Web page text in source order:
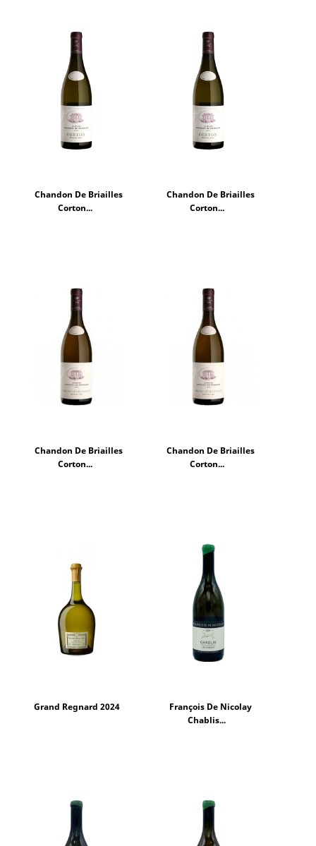
Chandon De Briailles
Corton...
Chandon De Briailles
Corton...
Chandon De Briailles
Corton...
Chandon De Briailles
Corton...
Grand Regnard 2024
François De Nicolay
Chablis...